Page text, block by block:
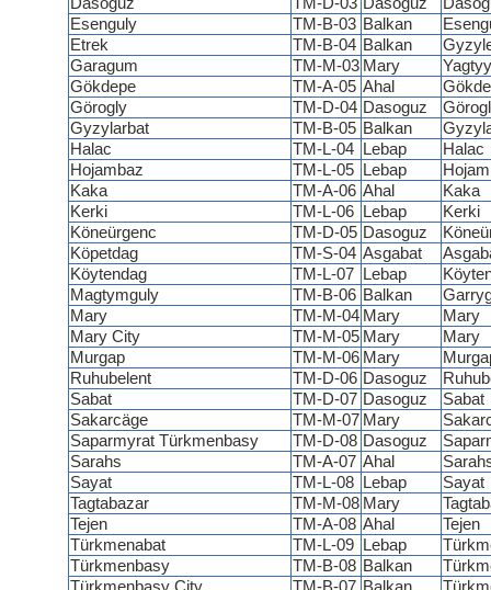
Dasoguz
TM-D-03 Dasoguz
Esenguly
TM-B-03 Balkan
Etrek
TM-B-04 Balkan
Garagum
TM-M-03 Mary
Gökdepe
TM-A-05 Ahal
Görogly
TM-D-04 Dasoguz
Gyzylarbat
TM-B-05 Balkan
Halac
TM-L-04 Lebap
Halac
Hojambaz
TM-L-05 Lebap
Kaka
TM-A-06 Ahal
Kaka
Kerki
TM-L-06 Lebap
Kerki
Köneürgenc
TM-D-05 Dasoguz
Köpetdag
TM-S-04 Asgabat
Köytendag
TM-L-07 Lebap
Magtymguly
TM-B-06 Balkan
Mary
TM-M-04 Mary
Mary
Mary City
TM-M-05 Mary
Mary
Murgap
TM-M-06 Mary
Ruhubelent
TM-D-06 Dasoguz
Sabat
TM-D-07 Dasoguz
Sabat
Sakarcäge
TM-M-07 Mary
Saparmyrat Türkmenbasy
TM-D-08 Dasoguz
Sarahs
TM-A-07 Ahal
Sayat
TM-L-08 Lebap
Sayat
Tagtabazar
TM-M-08 Mary
Tejen
TM-A-08 Ahal
Tejen
Türkmenabat
TM-L-09 Lebap
Türkmenbasy
TM-B-08 Balkan